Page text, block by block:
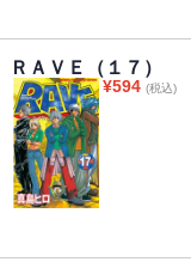
ＲＡＶＥ（１７）
¥594 (税込)